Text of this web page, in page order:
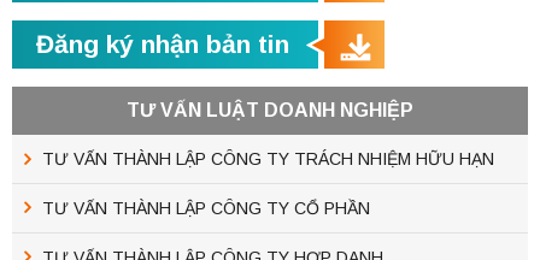
Đăng ký nhận bản tin
TƯ VẤN LUẬT DOANH NGHIỆP
TƯ VẤN THÀNH LẬP CÔNG TY TRÁCH NHIỆM HỮU HẠN
TƯ VẤN THÀNH LẬP CÔNG TY CỔ PHẦN